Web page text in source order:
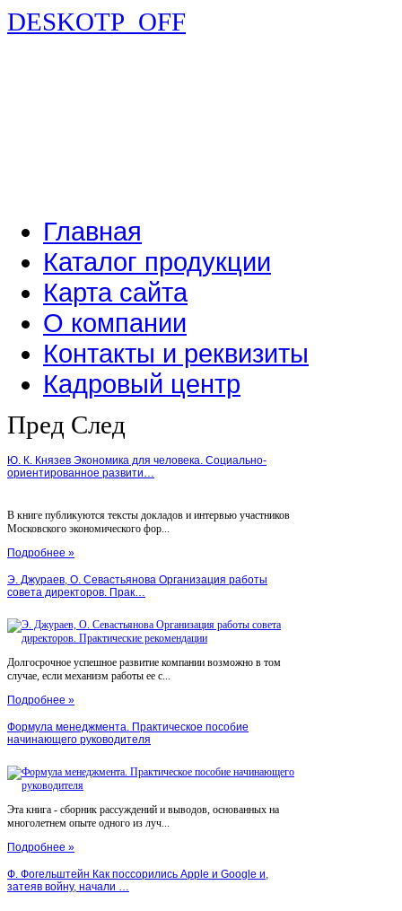
DESKOTP_OFF
Главная
Каталог продукции
Карта сайта
О компании
Контакты и реквизиты
Кадровый центр
Пред След
Ю. К. Князев Экономика для человека. Социально-
ориентированное развити…
В книге публикуются тексты докладов и интервью участников
Московского экономического фор...
Подробнее »
Э. Джураев, О. Севастьянова Организация работы
совета директоров. Прак…
Долгосрочное успешное развитие компании возможно в том
случае, если механизм работы ее с...
Подробнее »
Формула менеджмента. Практическое пособие
начинающего руководителя
Эта книга - сборник рассуждений и выводов, основанных на
многолетнем опыте одного из луч...
Подробнее »
Ф. Фогельштейн Как поссорились Apple и Google и,
затеяв войну, начали …